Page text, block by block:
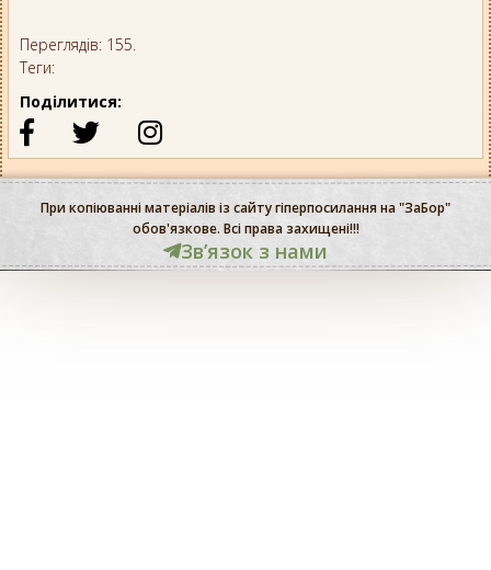
Переглядів: 155.
Теги:
Поділитися:
При копіюванні матеріалів із сайту гіперпосилання на "ЗаБор"
обов'язкове. Всі права захищені!!!
Звʼязок з нами